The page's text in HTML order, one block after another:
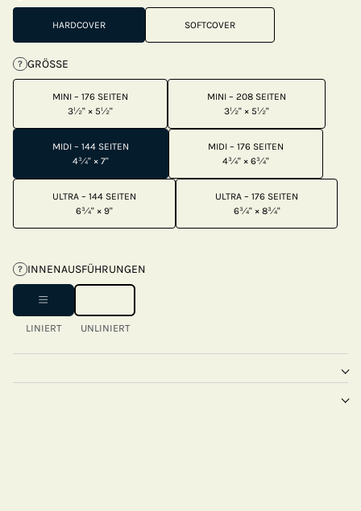
HARDCOVER SOFTCOVER
? GRÖSSE
MINI – 176 SEITEN
3½" × 5½"
MINI – 208 SEITEN
3½" × 5½"
MIDI – 144 SEITEN
4¾" × 7"
MIDI – 176 SEITEN
4¾" × 6¾"
ULTRA – 144 SEITEN
6¾" × 9"
ULTRA – 176 SEITEN
6¾" × 8¾"
? INNENAUSFÜHRUNGEN
LINIERT UNLINIERT